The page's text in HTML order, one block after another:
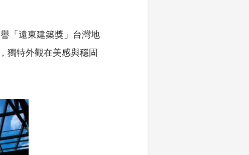
「遠東建築獎」台灣地
獨特外觀在美感與穩固